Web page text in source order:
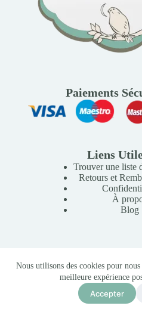
Nous utilisons des cookies pour
meilleure expérience
Accepter
Paiements
Liens
Trouver une liste
Retours et
À
Blog
Copyright © 2026 Mille Lunes -
-Conditions